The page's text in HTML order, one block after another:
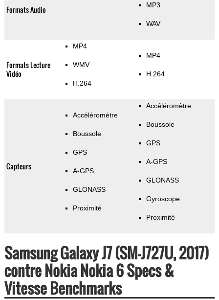
Formats Audio MP3
WAV
Formats Lecture
Vidéo
MP4
WMV
H.264
MP4
H.264
Capteurs
Accéléromètre
Boussole
GPS
A-GPS
GLONASS
Proximité
Accéléromètre
Boussole
GPS
A-GPS
GLONASS
Gyroscope
Proximité
Samsung Galaxy J7 (SM-J727U, 2017)
contre Nokia Nokia 6 Specs &
Vitesse Benchmarks